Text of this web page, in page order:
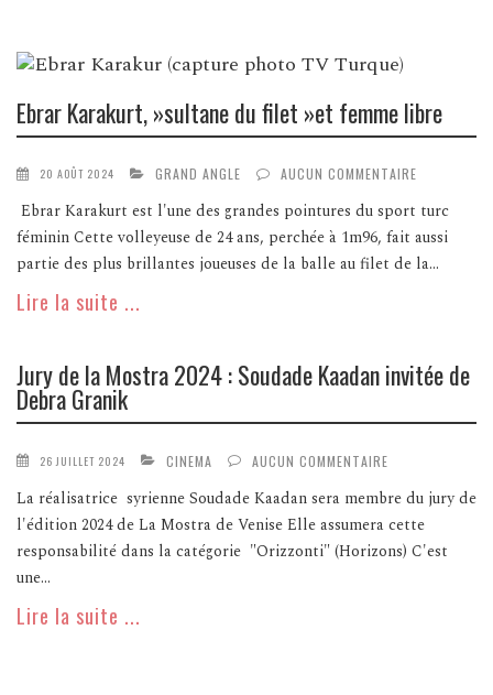
Ebrar Karakurt, »sultane du filet »et femme libre
20 AOÛT 2024 GRAND ANGLE AUCUN COMMENTAIRE
Ebrar Karakurt est l'une des grandes pointures du sport turc
féminin Cette volleyeuse de 24 ans, perchée à 1m96, fait aussi
partie des plus brillantes joueuses de la balle au filet de la...
Lire la suite ...
Jury de la Mostra 2024 : Soudade Kaadan invitée de
Debra Granik
26 JUILLET 2024 CINEMA AUCUN COMMENTAIRE
La réalisatrice syrienne Soudade Kaadan sera membre du jury de
l'édition 2024 de La Mostra de Venise Elle assumera cette
responsabilité dans la catégorie "Orizzonti" (Horizons) C'est
une...
Lire la suite ...